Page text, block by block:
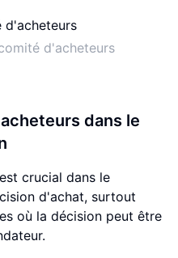
d'acheteurs
dans le
crucial dans le
d'achat, surtout
où la décision peut être